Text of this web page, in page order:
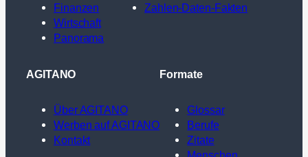
Finanzen
Wirtschaft
Panorama
Zahlen-Daten-Fakten
AGITANO
Über AGITANO
Werben auf AGITANO
Kontakt
Formate
Glossar
Berufe
Zitate